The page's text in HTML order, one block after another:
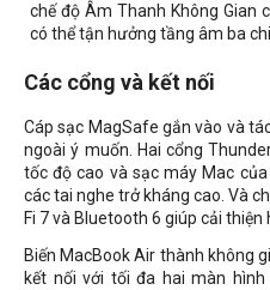
chế độ Âm Thanh Không Gian
có thể tận hưởng tầng âm ba
Các cổng và kết nối
Cáp sạc MagSafe gắn vào và
ngoài ý muốn. Hai cổng
tốc độ cao và sạc máy Mac
các tai nghe trở kháng cao. Và
Fi 7 và Bluetooth 6 giúp cải thiện
Biến MacBook Air thành không
kết nối với tối đa hai màn hình